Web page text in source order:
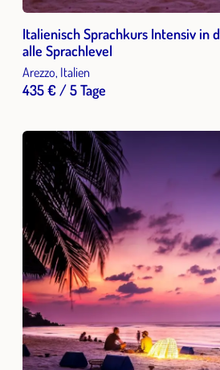
Italienisch Sprachkurs Intensiv in
alle Sprachlevel
Arezzo, Italien
435 € / 5 Tage